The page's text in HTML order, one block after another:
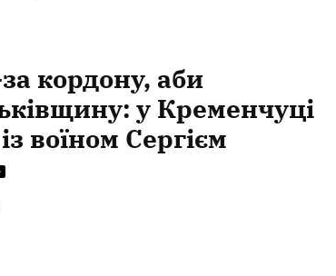
кордону, аби
у Кременчуці
воїном Сергієм